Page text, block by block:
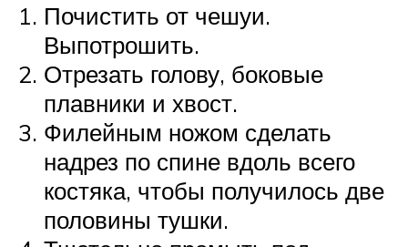
Почистить от чешуи.
Выпотрошить.
Отрезать голову, боковые
плавники и хвост.
Филейным ножом сделать
надрез по спине вдоль всего
костяка, чтобы получилось две
половины тушки.